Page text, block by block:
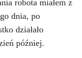
robota miałem z
dnia, po
działało
później.